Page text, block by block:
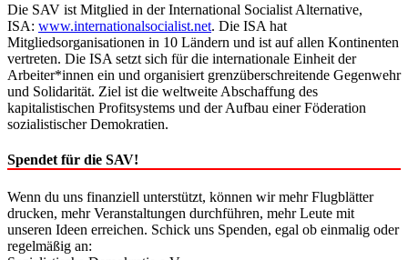
Die SAV ist Mitglied in der International Socialist Alternative,
ISA: www.internationalsocialist.net. Die ISA hat
Mitgliedsorganisationen in 10 Ländern und ist auf allen Kontinenten
vertreten. Die ISA setzt sich für die internationale Einheit der
Arbeiter*innen ein und organisiert grenzüberschreitende Gegenwehr
und Solidarität. Ziel ist die weltweite Abschaffung des
kapitalistischen Profitsystems und der Aufbau einer Föderation
sozialistischer Demokratien.
Spendet für die SAV!
Wenn du uns finanziell unterstützt, können wir mehr Flugblätter
drucken, mehr Veranstaltungen durchführen, mehr Leute mit
unseren Ideen erreichen. Schick uns Spenden, egal ob einmalig oder
regelmäßig an: